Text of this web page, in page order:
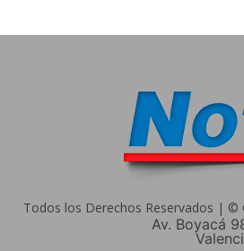
Todos los Derechos Reservados | ©
Av. Boyacá